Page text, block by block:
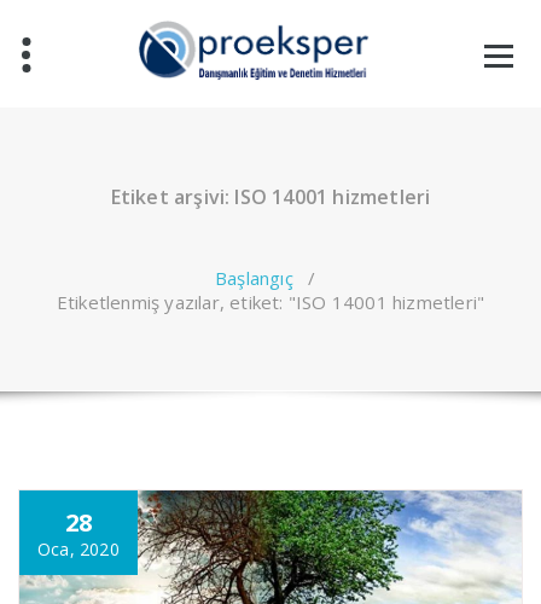
geç
Etiket arşivi: ISO 14001 hizmetleri
Başlangıç/
Etiketlenmiş yazılar, etiket: "ISO 14001 hizmetleri"
28
Oca, 2020